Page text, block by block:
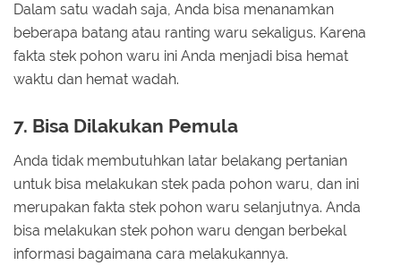
Dalam satu wadah saja, Anda bisa menanamkan
beberapa batang atau ranting waru sekaligus. Karena
fakta stek pohon waru ini Anda menjadi bisa hemat
waktu dan hemat wadah.
7. Bisa Dilakukan Pemula
Anda tidak membutuhkan latar belakang pertanian
untuk bisa melakukan stek pada pohon waru, dan ini
merupakan fakta stek pohon waru selanjutnya. Anda
bisa melakukan stek pohon waru dengan berbekal
informasi bagaimana cara melakukannya.